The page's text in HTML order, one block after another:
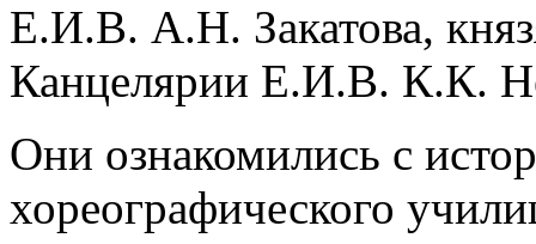
Е.И.В. А.Н. Закатова,
Канцелярии Е.И.В. К.К.
Они ознакомились с
хореографического